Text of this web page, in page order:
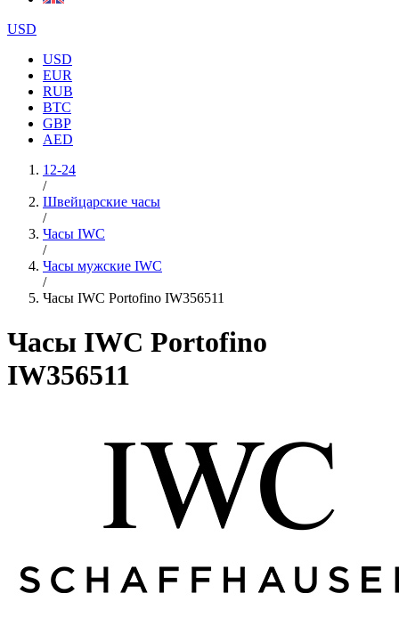
USD
USD
EUR
RUB
BTC
GBP
AED
12-24
/
Швейцарские часы
/
Часы IWC
/
Часы мужские IWC
/
Часы IWC Portofino IW356511
Часы IWC Portofino
IW356511